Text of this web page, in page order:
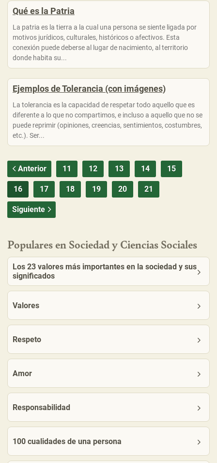
Qué es la Patria
La patria es la tierra a la cual una persona se siente ligada por
motivos jurídicos, culturales, históricos o afectivos. Esta
conexión puede deberse al lugar de nacimiento, al territorio
donde habita su...
Ejemplos de Tolerancia (con imágenes)
La tolerancia es la capacidad de respetar todo aquello que es
diferente a lo que no compartimos, e incluso a aquello que no se
puede reprimir (opiniones, creencias, sentimientos, costumbres,
etc.). Ser...
Anterior 11 12 13 14 15
16 17 18 19 20 21
Siguiente
Populares en Sociedad y Ciencias Sociales
Los 23 valores más importantes en la sociedad y sus
significados
Valores
Respeto
Amor
Responsabilidad
100 cualidades de una persona